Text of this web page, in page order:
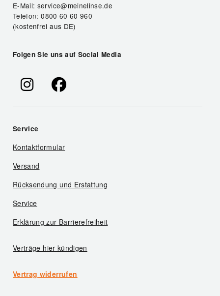
E-Mail: service@meinelinse.de
Telefon: 0800 60 60 960
(kostenfrei aus DE)
Folgen Sie uns auf Social Media
Service
Kontaktformular
Versand
Rücksendung und Erstattung
Service
Erklärung zur Barrierefreiheit
Verträge hier kündigen
Vertrag widerrufen